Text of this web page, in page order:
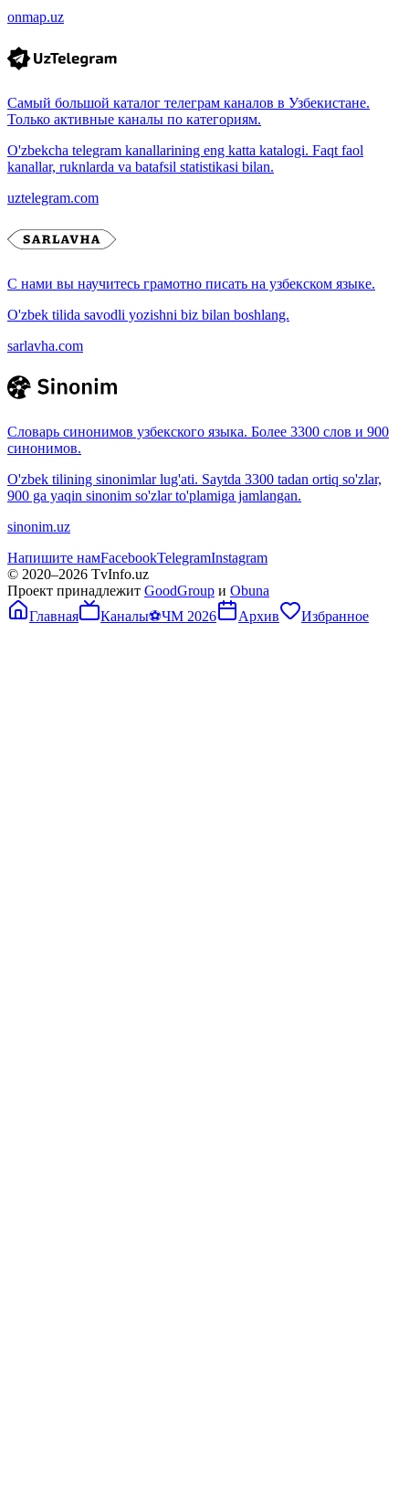
onmap.uz
Самый большой каталог телеграм каналов в Узбекистане.
Только активные каналы по категориям.
O'zbekcha telegram kanallarining eng katta katalogi. Faqt faol
kanallar, ruknlarda va batafsil statistikasi bilan.
uztelegram.com
С нами вы научитесь грамотно писать на узбекском языке.
O'zbek tilida savodli yozishni biz bilan boshlang.
sarlavha.com
Словарь синонимов узбекского языка. Более 3300 слов и 900
синонимов.
O'zbek tilining sinonimlar lug'ati. Saytda 3300 tadan ortiq so'zlar,
900 ga yaqin sinonim so'zlar to'plamiga jamlangan.
sinonim.uz
Напишите намFacebookTelegramInstagram
© 2020–2026 TvInfo.uz
Проект принадлежит GoodGroup и Obuna
Главная
Каналы⚽ЧМ 2026 Архив Избранное